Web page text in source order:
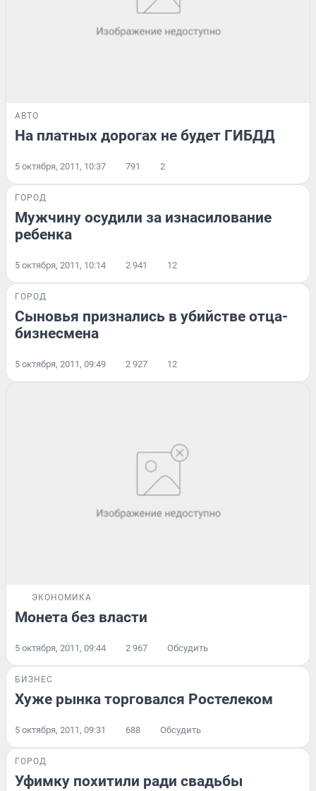
АВТО
На платных дорогах не будет ГИБДД
5 октября, 2011, 10:37 791 2
ГОРОД
Мужчину осудили за изнасилование
ребенка
5 октября, 2011, 10:14 2 941 12
ГОРОД
Сыновья признались в убийстве отца-
бизнесмена
5 октября, 2011, 09:49 2 927 12
ЭКОНОМИКА
Монета без власти
5 октября, 2011, 09:44 2 967 Обсудить
БИЗНЕС
Хуже рынка торговался Ростелеком
5 октября, 2011, 09:31 688 Обсудить
ГОРОД
Уфимку похитили ради свадьбы